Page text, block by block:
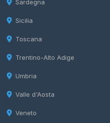
Sardegna
Sicilia
Toscana
Trentino-Alto Adige
Umbria
Valle d'Aosta
Veneto